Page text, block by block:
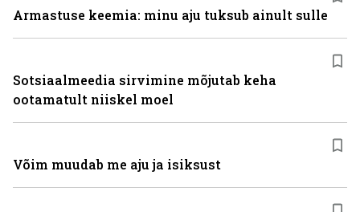
Armastuse keemia: minu aju tuksub ainult sulle
Sotsiaalmeedia sirvimine mõjutab keha
ootamatult niiskel moel
Võim muudab me aju ja isiksust